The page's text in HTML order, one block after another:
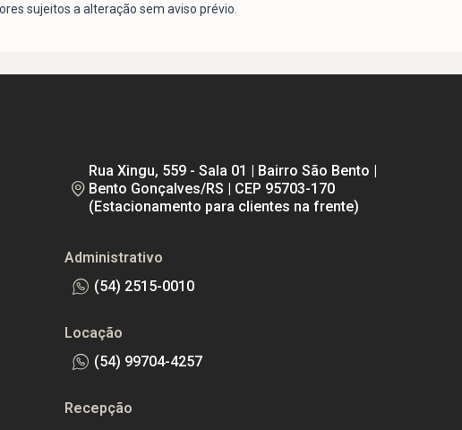
sujeitos a alteração sem aviso prévio.
Rua Xingu, 559 - Sala 01 | Bairro São Bento |
Bento Gonçalves/RS | CEP 95703-170
(Estacionamento para clientes na frente)
Administrativo
(54) 2515-0010
Locação
(54) 99704-4257
Recepção